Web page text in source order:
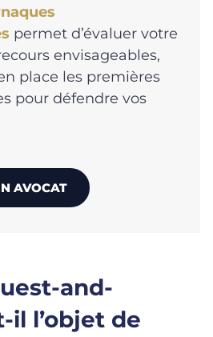
permet d’évaluer votre
envisageables,
place les premières
pour défendre vos
AVOCAT
and-
il l’objet de